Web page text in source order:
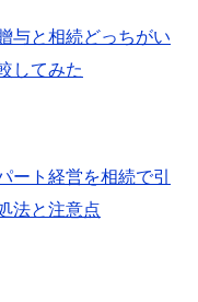
与と相続どっちがい
してみた
ート経営を相続で引
法と注意点